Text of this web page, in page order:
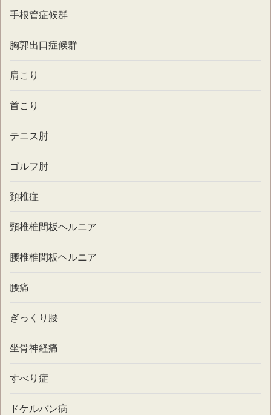
手根管症候群
胸郭出口症候群
肩こり
首こり
テニス肘
ゴルフ肘
頚椎症
頸椎椎間板ヘルニア
腰椎椎間板ヘルニア
腰痛
ぎっくり腰
坐骨神経痛
すべり症
ドケルバン病